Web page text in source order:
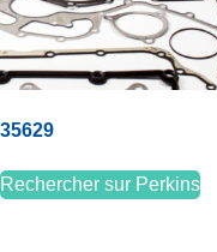
35629
Rechercher sur Perkins